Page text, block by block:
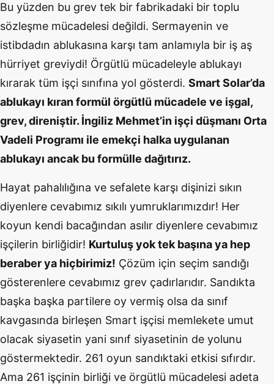
Bu yüzden bu grev tek bir fabrikadaki bir toplu
sözleşme mücadelesi değildi. Sermayenin ve
istibdadın ablukasına karşı tam anlamıyla bir iş aş
hürriyet greviydi! Örgütlü mücadeleyle ablukayı
kırarak tüm işçi sınıfına yol gösterdi. Smart Solar’da
ablukayı kıran formül örgütlü mücadele ve işgal,
grev, direniştir. İngiliz Mehmet’in işçi düşmanı Orta
Vadeli Programı ile emekçi halka uygulanan
ablukayı ancak bu formülle dağıtırız.
Hayat pahalılığına ve sefalete karşı dişinizi sıkın
diyenlere cevabımız sıkılı yumruklarımızdır! Her
koyun kendi bacağından asılır diyenlere cevabımız
işçilerin birliğidir! Kurtuluş yok tek başına ya hep
beraber ya hiçbirimiz! Çözüm için seçim sandığı
gösterenlere cevabımız grev çadırlarıdır. Sandıkta
başka başka partilere oy vermiş olsa da sınıf
kavgasında birleşen Smart işçisi memlekete umut
olacak siyasetin yani sınıf siyasetinin de yolunu
göstermektedir. 261 oyun sandıktaki etkisi sıfırdır.
Ama 261 işçinin birliği ve örgütlü mücadelesi adeta